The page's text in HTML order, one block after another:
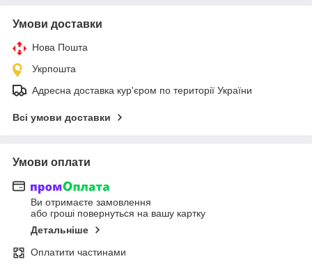
Умови доставки
Нова Пошта
Укрпошта
Адресна доставка кур'єром по території України
Всі умови доставки
Умови оплати
Ви отримаєте замовлення
або гроші повернуться на вашу картку
Детальніше
Оплатити частинами